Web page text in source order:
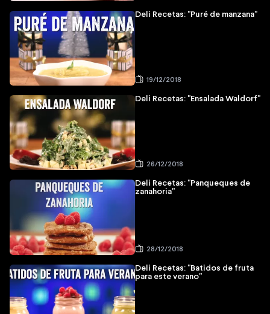
Deli Recetas: "Puré de manzana"
19/12/2018
Deli Recetas: "Ensalada Waldorf"
26/12/2018
Deli Recetas: "Panqueques de
zanahoria"
28/12/2018
Deli Recetas: "Batidos de fruta
para este verano"